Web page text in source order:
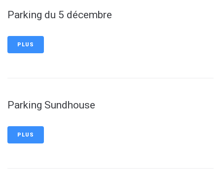
Parking du 5 décembre
PLUS
Parking Sundhouse
PLUS